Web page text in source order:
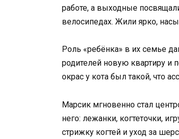
работе, а выходные
велосипедах. Жили ярко,
Роль «ребёнка» в их семье
родителей новую квартиру и
окрас у кота был такой, что
Марсик мгновенно стал
него: лежанки, когтеточки,
стрижку когтей и уход за